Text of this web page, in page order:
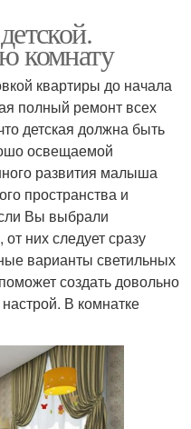
комнату
квартиры до начала
полный ремонт всех
детская должна быть
освещаемой
развития малыша
пространства и
Вы выбрали
них следует сразу
варианты светильных
создать довольно
В комнатке